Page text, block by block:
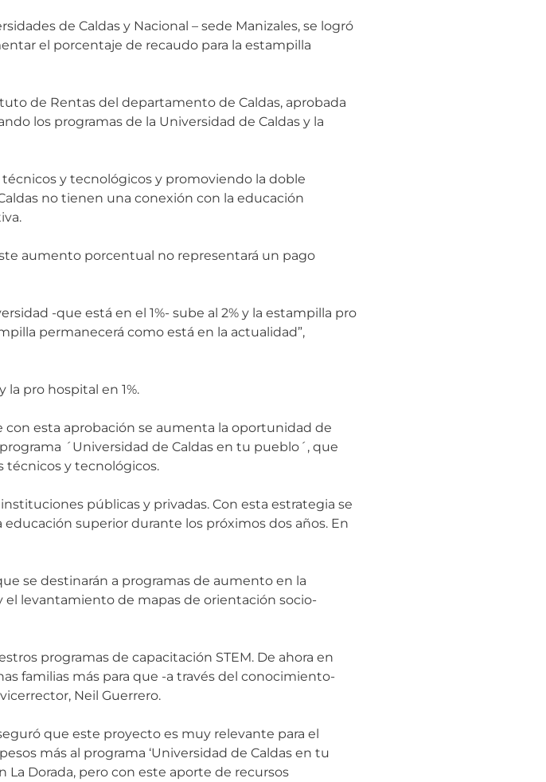
de Caldas y Nacional – sede Manizales, se logró
el porcentaje de recaudo para la estampilla
de Rentas del departamento de Caldas, aprobada
los programas de la Universidad de Caldas y la
y tecnológicos y promoviendo la doble
no tienen una conexión con la educación
aumento porcentual no representará un pago
-que está en el 1%- sube al 2% y la estampilla pro
permanecerá como está en la actualidad”,
pro hospital en 1%.
con esta aprobación se aumenta la oportunidad de
´Universidad de Caldas en tu pueblo´, que
técnicos y tecnológicos.
públicas y privadas. Con esta estrategia se
superior durante los próximos dos años. En
se destinarán a programas de aumento en la
el levantamiento de mapas de orientación socio-
programas de capacitación STEM. De ahora en
familias más para que -a través del conocimiento-
Neil Guerrero.
que este proyecto es muy relevante para el
más al programa ‘Universidad de Caldas en tu
Dorada, pero con este aporte de recursos